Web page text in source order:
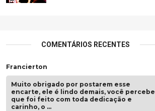
COMENTÁRIOS RECENTES
Francierton
Muito obrigado por postarem esse
encarte, ele é lindo demais, você percebe
que foi feito com toda dedicação e
carinho, o …